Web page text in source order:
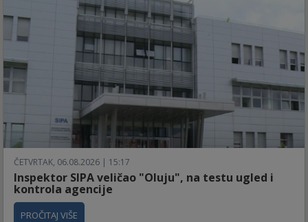
ČETVRTAK, 06.08.2026 | 15:17
Inspektor SIPA veličao "Oluju", na testu ugled i
kontrola agencije
PROČITAJ VIŠE